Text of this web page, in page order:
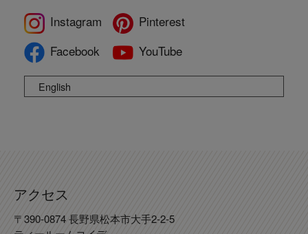
Instagram
Pinterest
Facebook
YouTube
English
アクセス
〒390-0874 長野県松本市大手2-2-5